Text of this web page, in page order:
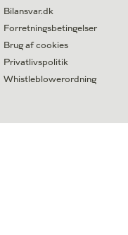
Bilansvar.dk
Forretningsbetingelser
Brug af cookies
Privatlivspolitik
Whistleblowerordning